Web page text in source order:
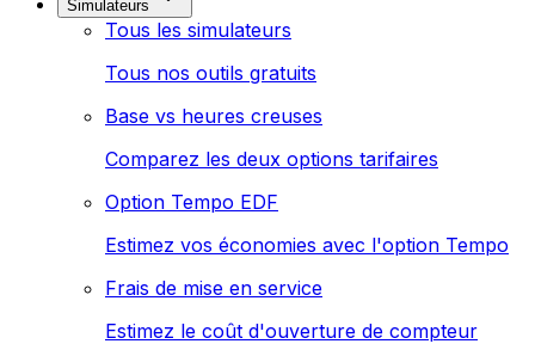
Simulateurs
Tous les simulateurs
Tous nos outils gratuits
Base vs heures creuses
Comparez les deux options tarifaires
Option Tempo EDF
Estimez vos économies avec l'option Tempo
Frais de mise en service
Estimez le coût d'ouverture de compteur